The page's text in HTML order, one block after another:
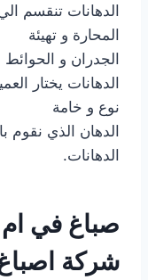
الدهانات تنقسم
المحارة و تهيئة
الجدران و
الدهانات يختار
نوع و خامة
الدهان الذي نقوم
الدهانات.
صباغ في ام
شركة